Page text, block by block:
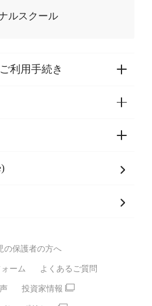
ルスクール
利用手続き
ご利用手続き
空き状況
育園
式保育園
学童
えいご
の保護者の方へ
ーム よくあるご質問
投資家情報